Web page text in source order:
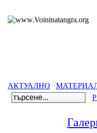
АКТУАЛНО